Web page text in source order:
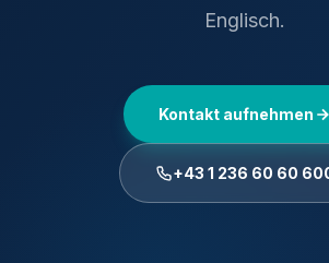
Englisch.
Kontakt aufnehmen
+43 1 236 60 60